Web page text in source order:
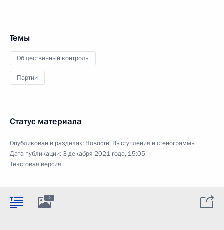
Темы
Общественный контроль
Партии
Статус материала
Опубликован в разделах: Новости, Выступления и стенограммы
Дата публикации:3 декабря 2021 года, 15:05
Текстовая версия
2